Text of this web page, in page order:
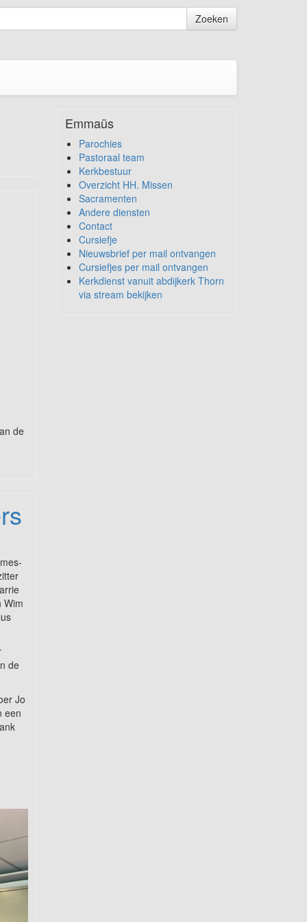
Zoeken
de
Wim
de
Jo
een
Emmaüs
Parochies
Pastoraal team
Kerkbestuur
Overzicht HH. Missen
Sacramenten
Andere diensten
Contact
Cursiefje
Nieuwsbrief per mail ontvangen
Cursiefjes per mail ontvangen
Kerkdienst vanuit abdijkerk Thorn
via stream bekijken